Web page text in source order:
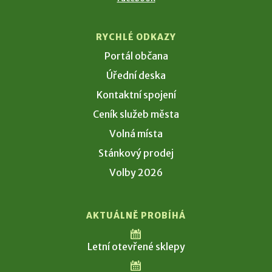
RYCHLÉ ODKAZY
Portál občana
Úřední deska
Kontaktní spojení
Ceník služeb města
Volná místa
Stánkový prodej
Volby 2026
AKTUÁLNĚ PROBÍHÁ
Letní otevřené sklepy